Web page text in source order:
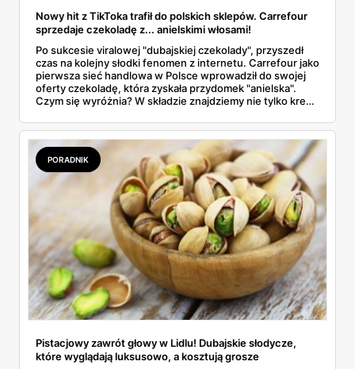
Nowy hit z TikToka trafił do polskich sklepów. Carrefour
sprzedaje czekoladę z... anielskimi włosami!
Po sukcesie viralowej "dubajskiej czekolady", przyszedł
czas na kolejny słodki fenomen z internetu. Carrefour jako
pierwsza sieć handlowa w Polsce wprowadził do swojej
oferty czekoladę, która zyskała przydomek "anielska".
Czym się wyróżnia? W składzie znajdziemy nie tylko krem
wyjątkowego – tzw. anielskie włosy.
PORADNIK
Pistacjowy zawrót głowy w Lidlu! Dubajskie słodycze,
które wyglądają luksusowo, a kosztują grosze